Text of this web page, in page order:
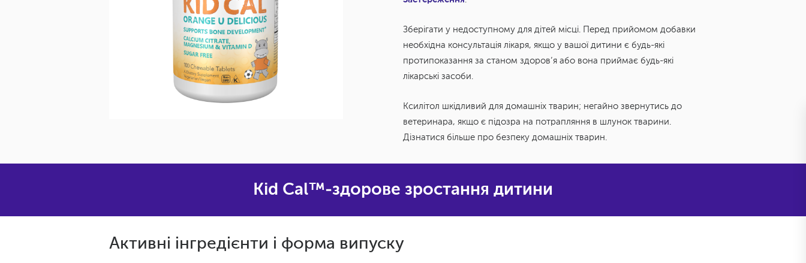
Зберігати у недоступному для дітей місці. Перед прийомом добавки
необхідна консультація лікаря, якщо у вашої дитини є будь-які
протипоказання за станом здоров’я або вона приймає будь-які
лікарські засоби.
Ксилітол шкідливий для домашніх тварин; негайно звернутись до
ветеринара, якщо є підозра на потрапляння в шлунок тварини.
Дізнатися більше про безпеку домашніх тварин.
Kid Cal™-здорове зростання дитини
Активні інгредієнти і форма випуску